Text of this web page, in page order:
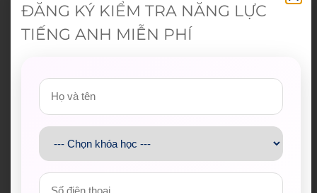
ĐĂNG KÝ KIỂM TRA NĂNG LỰC
TIẾNG ANH MIỄN PHÍ